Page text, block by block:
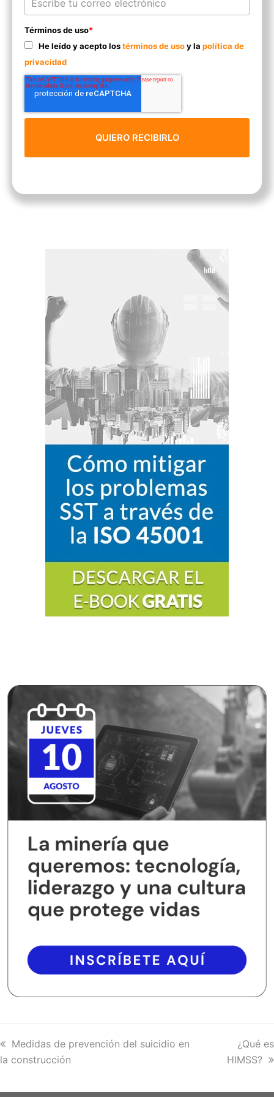
Términos de uso*
He leído y acepto lostérminos de usoy la política de
privacidad
previous
post:
Medidas de prevención del suicidio en
la construcción
next
post:
¿Qué es
HIMSS?